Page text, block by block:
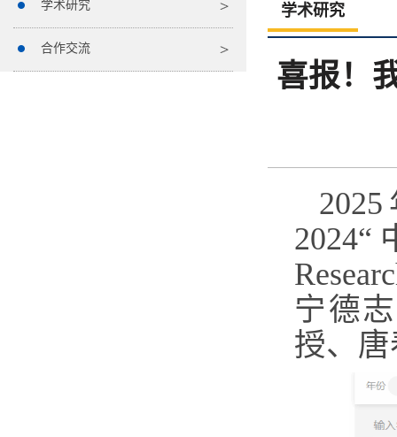
学术研究
合作交流
学术研究
喜报！
宁德
授、